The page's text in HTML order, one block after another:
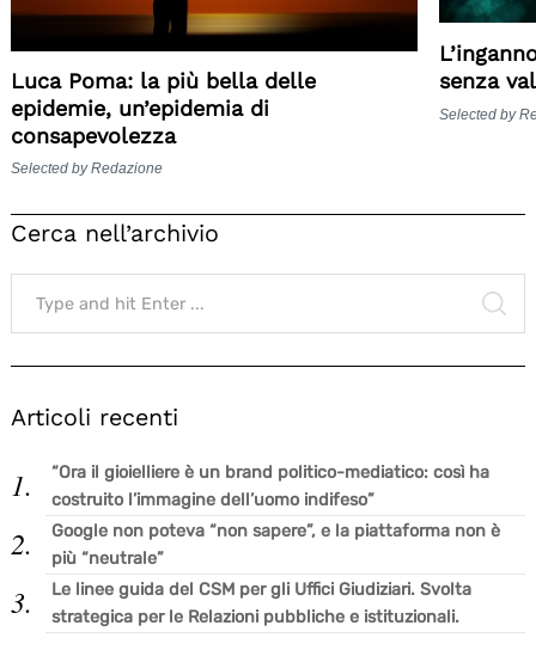
Luca Poma: la più bella delle
epidemie, un’epidemia di
consapevolezza
Selected by Redazione
senza
Selected by
Cerca nell’archivio
Search
for:
Articoli recenti
“Ora il gioielliere è un brand politico-mediatico: così ha
costruito l’immagine dell’uomo indifeso”
Google non poteva “non sapere”, e la piattaforma non è
più “neutrale”
Le linee guida del CSM per gli Uffici Giudiziari. Svolta
strategica per le Relazioni pubbliche e istituzionali.